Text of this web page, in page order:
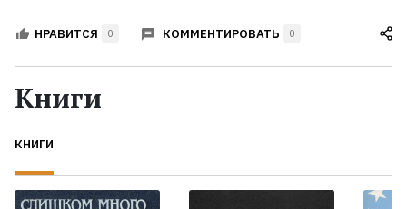
Авторы
Жанры
Экранизации
НРАВИТСЯ 0 КОММЕНТИРОВАТЬ 0
Книги
КНИГИ